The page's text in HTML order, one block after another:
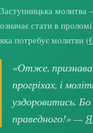
Заступницька
означає стати в
яка потребує молитви (
«Отже,
прогріхах, і
уздоровитись.
праведного!» —